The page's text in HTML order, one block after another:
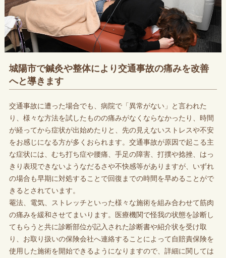
城陽市で鍼灸や整体により交通事故の痛みを改善
へと導きます
交通事故に遭った場合でも、病院で「異常がない」と言われた
り、様々な方法を試したものの痛みがなくならなかったり、時間
が経ってから症状が出始めたりと、先の見えないストレスや不安
をお感じになる方が多くおられます。交通事故が原因で起こる主
な症状には、むち打ち症や腰痛、手足の障害、打撲や捻挫、はっ
きり表現できないようなだるさや不快感等がありますが、いずれ
の場合も早期に対処することで回復までの時間を早めることがで
きるとされています。
罨法、電気、ストレッチといった様々な施術を組み合わせて筋肉
の痛みを緩和させてまいります。医療機関で怪我の状態を診断し
てもらうと共に診断部位が記入された診断書や紹介状を受け取
り、お取り扱いの保険会社へ連絡することによって自賠責保険を
使用した施術を開始できるようになりますので、詳細に関しては